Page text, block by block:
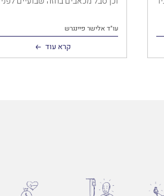
בית הדין חשב אחרת</h2>
עו"ד אלישר פיינגרש
קרא עוד